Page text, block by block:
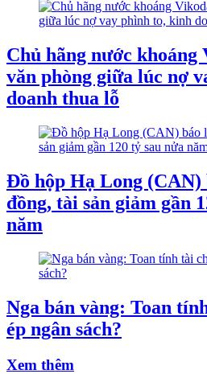
Chủ hãng nước khoáng
văn phòng giữa lúc nợ
doanh thua lỗ
Đồ hộp Hạ Long (CAN)
đồng, tài sản giảm gần
năm
Nga bán vàng: Toan
ép ngân sách?
Xem thêm